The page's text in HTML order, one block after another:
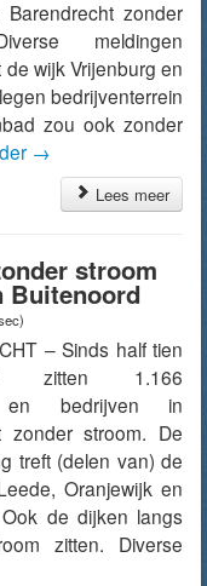
zonder
meldingen
de wijk Vrijenburg en
bedrijventerrein
zou ook zonder
→
Lees meer
stroom
Buitenoord
– Sinds half tien
zitten 1.166
en bedrijven in
zonder stroom. De
treft (delen van) de
Oranjewijk en
de dijken langs
zitten. Diverse